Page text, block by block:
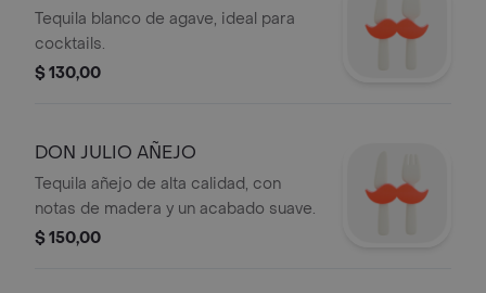
Tequila blanco de agave, ideal para
cocktails.
$ 130,00
DON JULIO AÑEJO
Tequila añejo de alta calidad, con
notas de madera y un acabado suave.
$ 150,00